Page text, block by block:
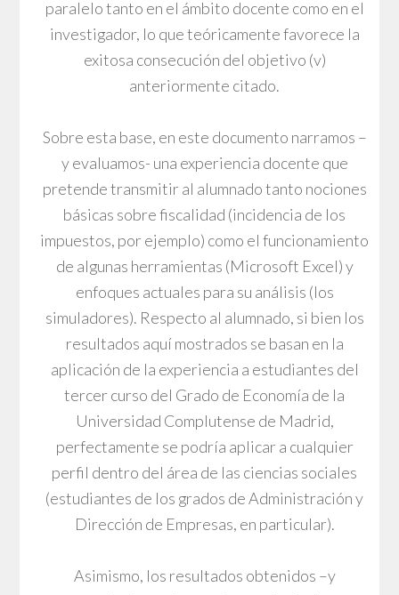
paralelo tanto en el ámbito docente como en el
investigador, lo que teóricamente favorece la
exitosa consecución del objetivo (v)
anteriormente citado.
Sobre esta base, en este documento narramos –
y evaluamos- una experiencia docente que
pretende transmitir al alumnado tanto nociones
básicas sobre fiscalidad (incidencia de los
impuestos, por ejemplo) como el funcionamiento
de algunas herramientas (Microsoft Excel) y
enfoques actuales para su análisis (los
simuladores). Respecto al alumnado, si bien los
resultados aquí mostrados se basan en la
aplicación de la experiencia a estudiantes del
tercer curso del Grado de Economía de la
Universidad Complutense de Madrid,
perfectamente se podría aplicar a cualquier
perfil dentro del área de las ciencias sociales
(estudiantes de los grados de Administración y
Dirección de Empresas, en particular).
Asimismo, los resultados obtenidos –y